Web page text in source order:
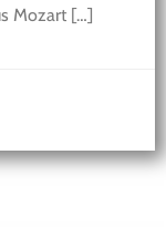
Mozart […]